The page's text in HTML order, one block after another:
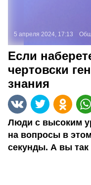
5 апреля 2024, 17:13
Если
чертовски
знания
Люди с высоким
на вопросы в
секунды. А вы так